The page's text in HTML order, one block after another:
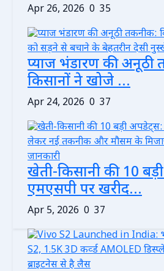
Apr 26, 2026 0 35
प्याज भंडारण की अनूठी
किसानों ने खोजे ...
Apr 24, 2026 0 37
खेती-किसानी की 10
एमएसपी पर खरीद...
Apr 5, 2026 0 37